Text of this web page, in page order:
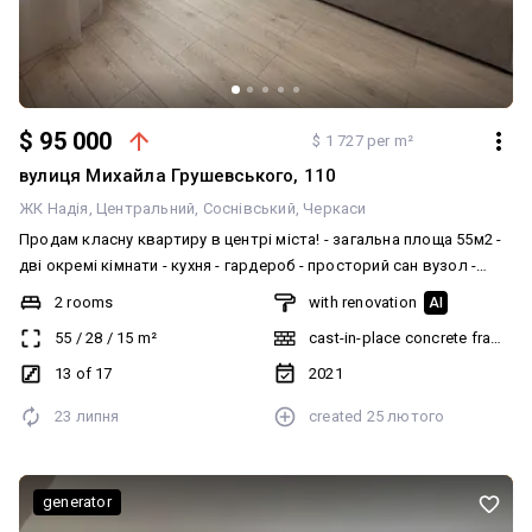
$ 95 000 $ 1 727 per m²
вулиця Михайла Грушевського, 110
ЖК Надія Центральний Соснівський Черкаси
Продам класну квартиру в центрі міста! - загальна площа 55м2 -
дві окремі кімнати - кухня - гардероб - просторий сан вузол -
панорамні вікна - тепла підлога Продаж з меблями та технікою -
вбудована кухня - посудомийна машина - вбудований
холодильник - плита - духова шафа - стіл та стільці - бойлер -
пральна машина (+ функція сушки) - двоспальне ліжко - диван -
варіант для здачі в оренду або для власного проживання! В
2 rooms
55 / 28 / 15 m²
13 of 17
with renovation AI
cast-in-place concrete frame
2021
23 липня created 25 лютого
generator